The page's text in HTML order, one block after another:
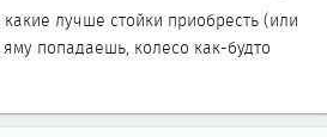
лучше стойки приобресть (или
попадаешь, колесо как-будто